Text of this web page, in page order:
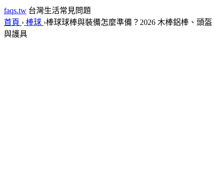
faqs.tw 台灣生活常見問題
首頁 › 棒球 ›棒球球棒與裝備怎麼準備？2026 木棒鋁棒、頭盔
與護具